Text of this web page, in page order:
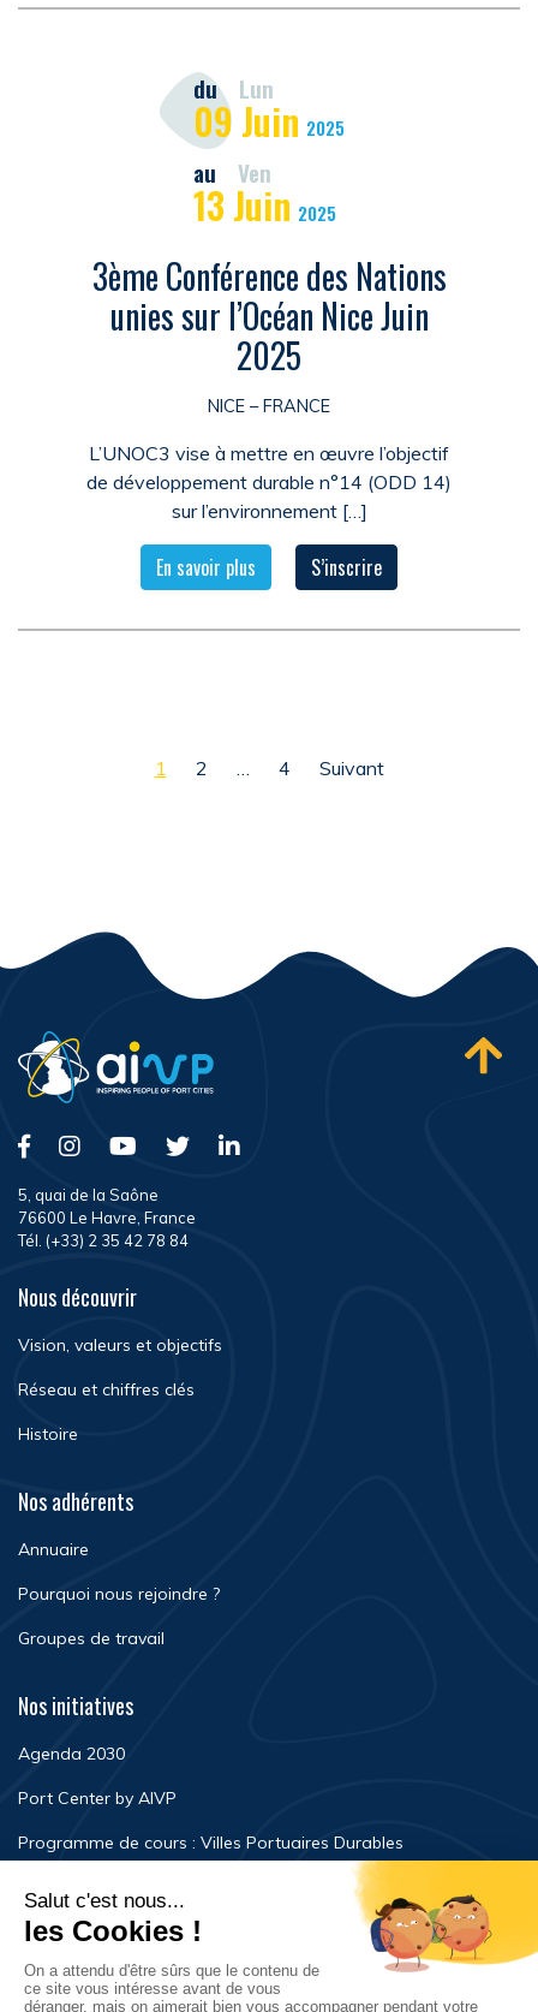
du Lun
09 Juin 2025
au Ven
13 Juin 2025
3ème Conférence des Nations
unies sur l’Océan Nice Juin
2025
NICE – FRANCE
L’UNOC3 vise à mettre en œuvre l’objectif
de développement durable n°14 (ODD 14)
sur l’environnement […]
En savoir plus S’inscrire
Navigation des articles
1 2 4 Suivant
5, quai de la Saône
76600 Le Havre, France
Tél. (+33) 2 35 42 78 84
Nous découvrir
Vision, valeurs et objectifs
Réseau et chiffres clés
Histoire
Nos adhérents
Annuaire
Pourquoi nous rejoindre ?
Groupes de travail
Nos initiatives
Agenda 2030
Port Center by AIVP
Programme de cours : Villes Portuaires Durables
Newsroom
Événements